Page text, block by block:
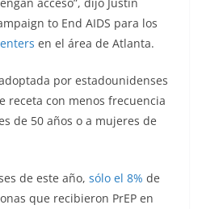
to End AIDS para los
en el área de Atlanta.
por estadounidenses
receta con menos frecuencia
de 50 años o a mujeres de
de este año, sólo el 8% de
que recibieron PrEP en